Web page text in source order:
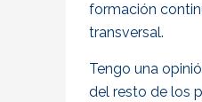
formación
transversal.
Tengo una
del resto de los